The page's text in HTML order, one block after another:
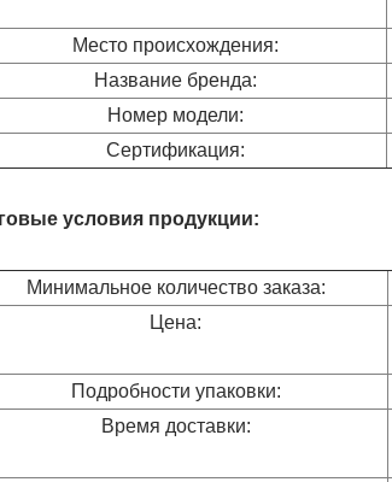
Место происхождения:
Название бренда:
Номер модели:
Сертификация:
условия продукции:
Минимальное количество заказа:
Цена:
Подробности упаковки:
Время доставки: